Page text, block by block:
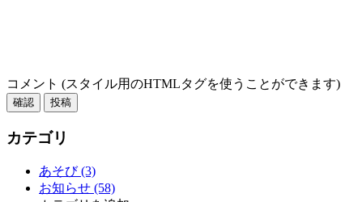
コメント (スタイル用のHTMLタグを使うことができます)
カテゴリ
あそび (3)
お知らせ (58)